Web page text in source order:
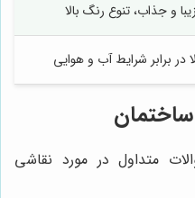
و جذاب، تنوع رنگ بالا
در برابر شرایط آب و هوایی
متداول در مورد نقاشی